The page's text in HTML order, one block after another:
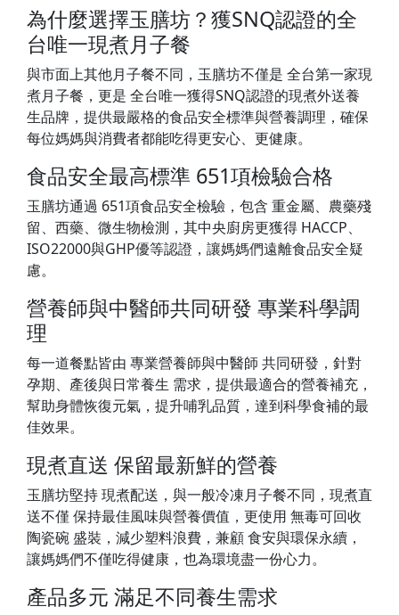
為什麼選擇玉膳坊？獲SNQ認證的全
台唯一現煮月子餐
與市面上其他月子餐不同，玉膳坊不僅是 全台第一家現
煮月子餐，更是 全台唯一獲得SNQ認證的現煮外送養
生品牌，提供最嚴格的食品安全標準與營養調理，確保
每位媽媽與消費者都能吃得更安心、更健康。
食品安全最高標準 651項檢驗合格
玉膳坊通過 651項食品安全檢驗，包含 重金屬、農藥殘
留、西藥、微生物檢測，其中央廚房更獲得 HACCP、
ISO22000與GHP優等認證，讓媽媽們遠離食品安全疑
慮。
營養師與中醫師共同研發 專業科學調
理
每一道餐點皆由 專業營養師與中醫師 共同研發，針對
孕期、產後與日常養生 需求，提供最適合的營養補充，
幫助身體恢復元氣，提升哺乳品質，達到科學食補的最
佳效果。
現煮直送 保留最新鮮的營養
玉膳坊堅持 現煮配送，與一般冷凍月子餐不同，現煮直
送不僅 保持最佳風味與營養價值，更使用 無毒可回收
陶瓷碗 盛裝，減少塑料浪費，兼顧 食安與環保永續，
讓媽媽們不僅吃得健康，也為環境盡一份心力。
產品多元 滿足不同養生需求